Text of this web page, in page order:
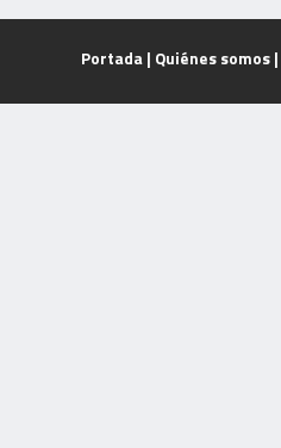
Portada | Quiénes somos|